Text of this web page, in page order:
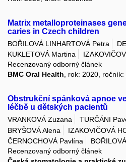
Matrix metalloproteinases
caries in Czech children
BOŘILOVÁ LINHARTOVÁ Petra
KUKLETOVÁ Martina
Recenzovaný odborný článek
BMC Oral Health , rok: 2020,
Obstrukční spánková apnoe
léčbě u dětských pacientů
VRANKOVÁ Zuzana TURČÁNI
BRYŠOVÁ Alena
IZAKOVIČOVÁ
ČERNOCHOVÁ Pavlína
Recenzovaný odborný článek